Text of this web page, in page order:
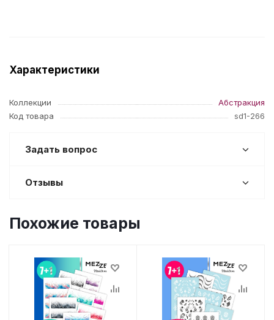
Характеристики
Коллекции
Абстракция
Код товара
sd1-266
Задать вопрос
Отзывы
Похожие товары